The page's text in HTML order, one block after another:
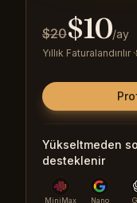
$20$10/ay
Yıllık Faturalandırılır·
Yükseltmeden
desteklenir
MiniMax
Nano